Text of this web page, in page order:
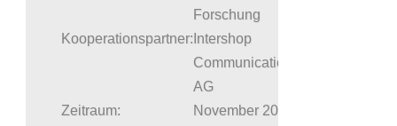
Forschung
Kooperationspartner: Intershop
Communications
AG
Zeitraum:
November 2014 –